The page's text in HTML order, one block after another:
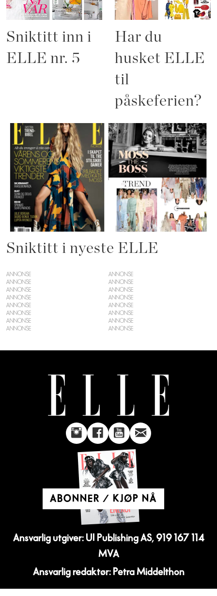
Sniktitt inn i
ELLE nr. 5
Har du
husket ELLE
til
påskeferien?
Sniktitt i nyeste ELLE
ANNONSE
ANNONSE
ANNONSE
ANNONSE
ANNONSE
ANNONSE
ANNONSE
ANNONSE
ABONNER / KJØP NÅ
Ansvarlig utgiver: UI Publishing AS, 919 167 114
MVA
Ansvarlig redaktør: Petra Middelthon